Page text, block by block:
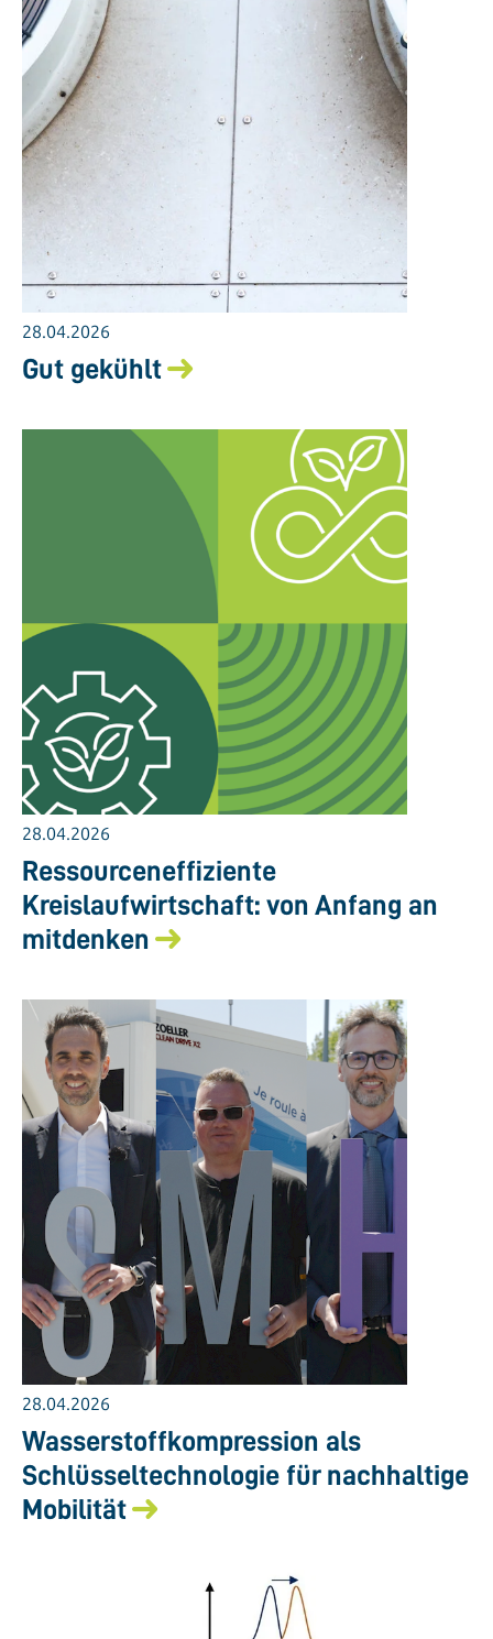
28.04.2026
Gut gekühlt
28.04.2026
Ressourceneffiziente
Kreislaufwirtschaft: von Anfang an
mitdenken
28.04.2026
Wasserstoffkompression als
Schlüsseltechnologie für nachhaltige
Mobilität